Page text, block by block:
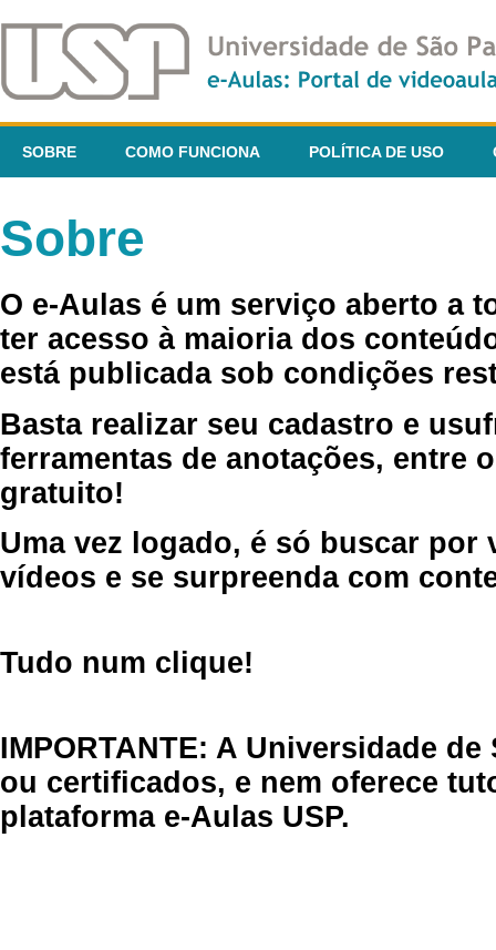
SOBRE COMO FUNCIONA POLÍTICA DE USO
Sobre
O e-Aulas é um serviço aberto a
ter acesso à maioria dos
está publicada sob condições
Basta realizar seu cadastro e
ferramentas de anotações, entre
gratuito!
Uma vez logado, é só buscar por
vídeos e se surpreenda com
Tudo num clique!
IMPORTANTE: A Universidade
ou certificados, e nem oferece
plataforma e-Aulas USP.